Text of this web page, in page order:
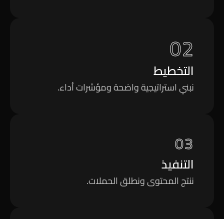
02
التخطيط
نبني استراتيجية واضحة ومؤشرات أداء.
03
التنفيذ
ننتج المحتوى ونطلق الحملات.